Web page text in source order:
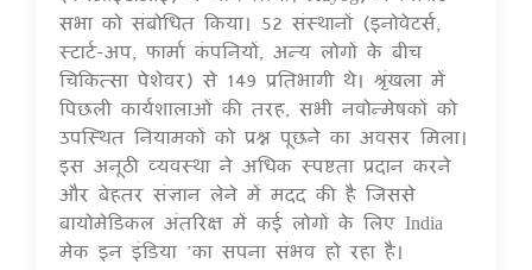
सभा को संबोधित किया। 52 संस्थानों (इनोवेटर्स,
स्टार्ट-अप, फार्मा कंपनियों, अन्य लोगों के बीच
चिकित्सा पेशेवर) से 149 प्रतिभागी थे। श्रृंखला में
पिछली कार्यशालाओं की तरह, सभी नवोन्मेषकों को
उपस्थित नियामकों को प्रश्न पूछने का अवसर मिला।
इस अनूठी व्यवस्था ने अधिक स्पष्टता प्रदान करने
और बेहतर संज्ञान लेने में मदद की है जिससे
बायोमेडिकल अंतरिक्ष में कई लोगों के लिए India
मेक इन इंडिया ’का सपना संभव हो रहा है।